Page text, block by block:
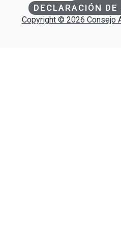
DECLARACIÓN
Copyright © 2026 Consejo